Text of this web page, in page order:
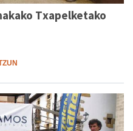
Txapelketako